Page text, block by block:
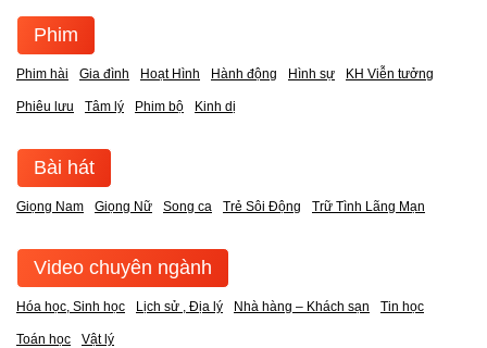
Phim
Phim hài Gia đình Hoạt Hình Hành động Hình sự KH Viễn tưởng
Phiêu lưu Tâm lý Phim bộ Kinh dị
Bài hát
Giọng Nam Giọng Nữ Song ca Trẻ Sôi Động Trữ Tình Lãng Mạn
Video chuyên ngành
Hóa học, Sinh học Lịch sử , Địa lý Nhà hàng – Khách sạn Tin học
Toán học Vật lý